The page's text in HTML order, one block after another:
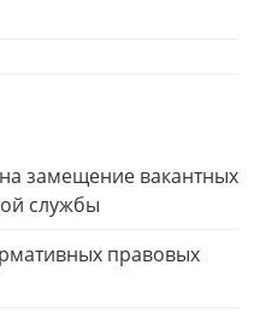
замещение вакантных
службы
правовых